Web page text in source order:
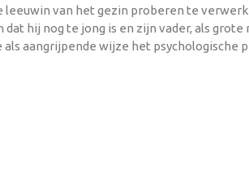
leeuwin van het gezin proberen te
hij nog te jong is en zijn vader, als
aangrijpende wijze het psychologische